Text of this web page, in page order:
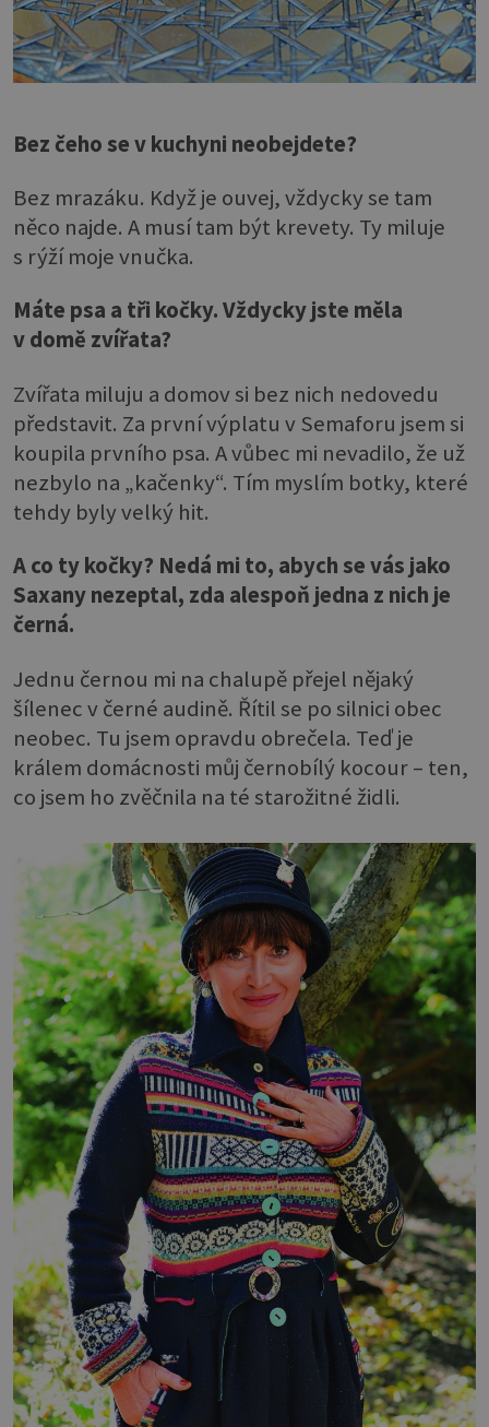
Bez čeho se v kuchyni neobejdete?
Bez mrazáku. Když je ouvej, vždycky se tam
něco najde. A musí tam být krevety. Ty miluje
s rýží moje vnučka.
Máte psa a tři kočky. Vždycky jste měla
v domě zvířata?
Zvířata miluju a domov si bez nich nedovedu
představit. Za první výplatu v Semaforu jsem si
koupila prvního psa. A vůbec mi nevadilo, že už
nezbylo na „kačenky“. Tím myslím botky, které
tehdy byly velký hit.
A co ty kočky? Nedá mi to, abych se vás jako
Saxany nezeptal, zda alespoň jedna z nich je
černá.
Jednu černou mi na chalupě přejel nějaký
šílenec v černé audině. Řítil se po silnici obec
neobec. Tu jsem opravdu obrečela. Teď je
králem domácnosti můj černobílý kocour – ten,
co jsem ho zvěčnila na té starožitné židli.